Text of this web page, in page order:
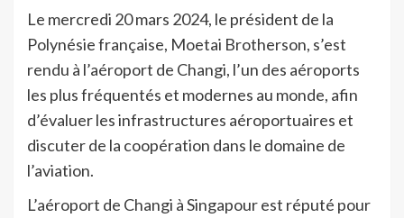
Le mercredi 20 mars 2024, le président de la
Polynésie française, Moetai Brotherson, s’est
rendu à l’aéroport de Changi, l’un des aéroports
les plus fréquentés et modernes au monde, afin
d’évaluer les infrastructures aéroportuaires et
discuter de la coopération dans le domaine de
l’aviation.
L’aéroport de Changi à Singapour est réputé pour